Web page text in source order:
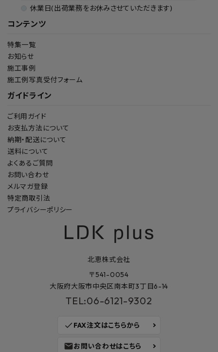
コンテンツ
特集一覧
お知らせ
施工事例
施工例写真受付フォーム
ガイドライン
ご利用ガイド
お支払方法について
納期・配送について
送料について
よくあるご質問
お問い合わせ
メルマガ登録
特定商取引法
プライバシーポリシー
休業日(出荷業務をお休みさせていただきます)
北恵株式会社
〒541-0054
大阪府大阪市中央区南本町3丁目6-14
TEL:06-6121-9302
check FAX注文はこちらから
mailお問い合わせはこちら